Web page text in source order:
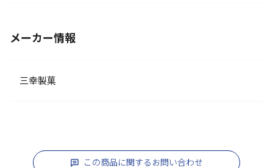
メーカー情報
三幸製菓
この商品に関するお問い合わせ